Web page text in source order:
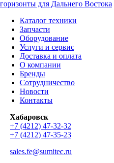
горизонты для Дальнего Востока
Каталог техники
Запчасти
Оборудование
Услуги и сервис
Доставка и оплата
О компании
Бренды
Сотрудничество
Новости
Контакты
Хабаровск
+7 (4212) 47-32-32
+7 (4212) 47-35-23
sales.fe@sumitec.ru